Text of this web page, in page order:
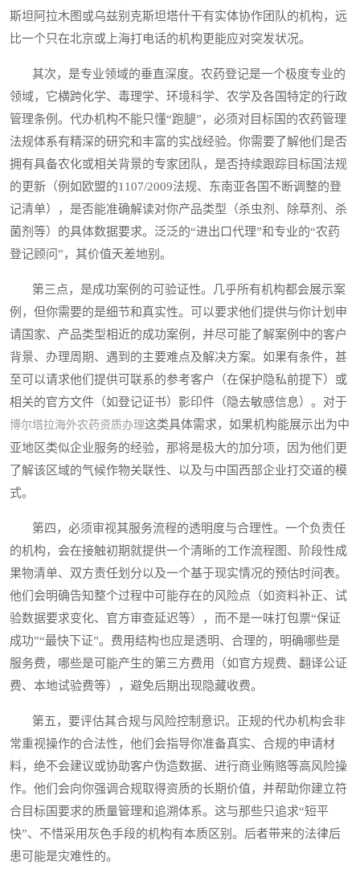
斯坦阿拉木图或乌兹别克斯坦塔什干有实体协作团队的机构，远
比一个只在北京或上海打电话的机构更能应对突发状况。
其次，是专业领域的垂直深度。农药登记是一个极度专业的
领域，它横跨化学、毒理学、环境科学、农学及各国特定的行政
管理条例。代办机构不能只懂“跑腿”，必须对目标国的农药管理
法规体系有精深的研究和丰富的实战经验。你需要了解他们是否
拥有具备农化或相关背景的专家团队，是否持续跟踪目标国法规
的更新（例如欧盟的1107/2009法规、东南亚各国不断调整的登
记清单），是否能准确解读对你产品类型（杀虫剂、除草剂、杀
菌剂等）的具体数据要求。泛泛的“进出口代理”和专业的“农药
登记顾问”，其价值天差地别。
第三点，是成功案例的可验证性。几乎所有机构都会展示案
例，但你需要的是细节和真实性。可以要求他们提供与你计划申
请国家、产品类型相近的成功案例，并尽可能了解案例中的客户
背景、办理周期、遇到的主要难点及解决方案。如果有条件，甚
至可以请求他们提供可联系的参考客户（在保护隐私前提下）或
相关的官方文件（如登记证书）影印件（隐去敏感信息）。对于
博尔塔拉海外农药资质办理这类具体需求，如果机构能展示出为中
亚地区类似企业服务的经验，那将是极大的加分项，因为他们更
了解该区域的气候作物关联性、以及与中国西部企业打交道的模
式。
第四，必须审视其服务流程的透明度与合理性。一个负责任
的机构，会在接触初期就提供一个清晰的工作流程图、阶段性成
果物清单、双方责任划分以及一个基于现实情况的预估时间表。
他们会明确告知整个过程中可能存在的风险点（如资料补正、试
验数据要求变化、官方审查延迟等），而不是一味打包票“保证
成功”“最快下证”。费用结构也应是透明、合理的，明确哪些是
服务费，哪些是可能产生的第三方费用（如官方规费、翻译公证
费、本地试验费等），避免后期出现隐藏收费。
第五，要评估其合规与风险控制意识。正规的代办机构会非
常重视操作的合法性，他们会指导你准备真实、合规的申请材
料，绝不会建议或协助客户伪造数据、进行商业贿赂等高风险操
作。他们会向你强调合规取得资质的长期价值，并帮助你建立符
合目标国要求的质量管理和追溯体系。这与那些只追求“短平
快”、不惜采用灰色手段的机构有本质区别。后者带来的法律后
患可能是灾难性的。